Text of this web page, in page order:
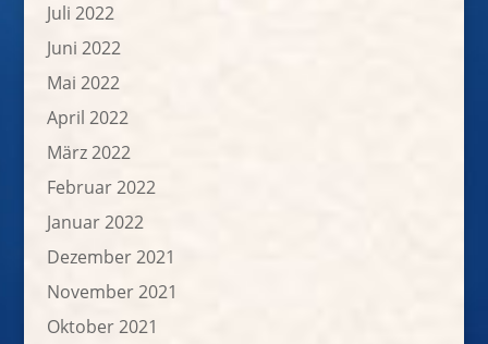
Juli 2022
Juni 2022
Mai 2022
April 2022
März 2022
Februar 2022
Januar 2022
Dezember 2021
November 2021
Oktober 2021